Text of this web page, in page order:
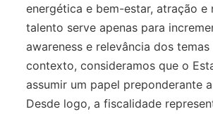
energética e bem-estar, atração e
talento serve apenas para
awareness e relevância dos temas
contexto, consideramos que o
assumir um papel preponderante
Desde logo, a fiscalidade